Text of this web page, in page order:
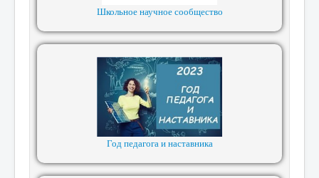
Школьное научное сообщество
Год педагога и наставника